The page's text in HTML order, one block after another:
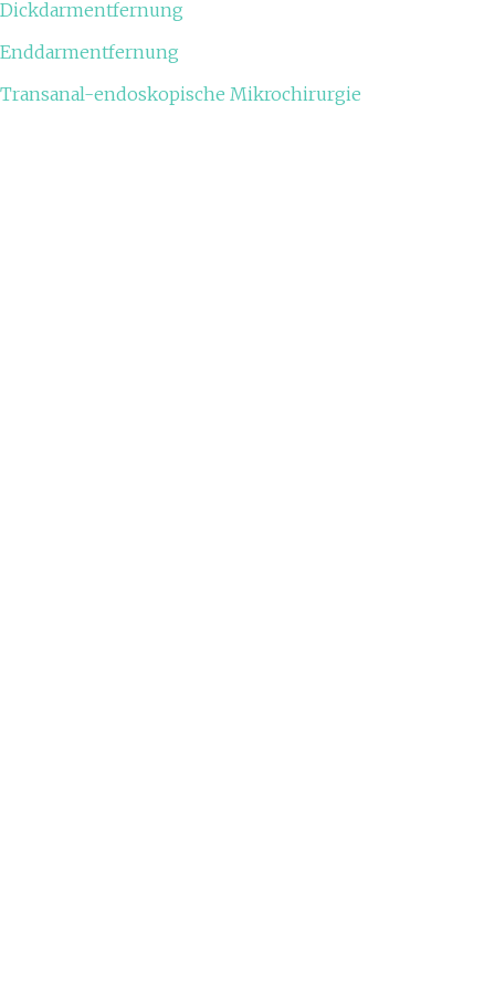
Dickdarmentfernung
Enddarmentfernung
Transanal-endoskopische Mikrochirurgie